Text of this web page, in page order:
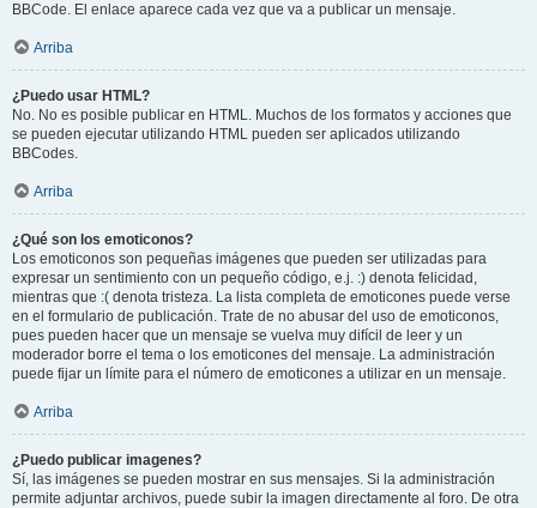
BBCode. El enlace aparece cada vez que va a publicar un mensaje.
Arriba
¿Puedo usar HTML?
No. No es posible publicar en HTML. Muchos de los formatos y acciones que
se pueden ejecutar utilizando HTML pueden ser aplicados utilizando
BBCodes.
Arriba
¿Qué son los emoticonos?
Los emoticonos son pequeñas imágenes que pueden ser utilizadas para
expresar un sentimiento con un pequeño código, e.j. :) denota felicidad,
mientras que :( denota tristeza. La lista completa de emoticones puede verse
en el formulario de publicación. Trate de no abusar del uso de emoticonos,
pues pueden hacer que un mensaje se vuelva muy difícil de leer y un
moderador borre el tema o los emoticones del mensaje. La administración
puede fijar un límite para el número de emoticones a utilizar en un mensaje.
Arriba
¿Puedo publicar imagenes?
Sí, las imágenes se pueden mostrar en sus mensajes. Si la administración
permite adjuntar archivos, puede subir la imagen directamente al foro. De otra